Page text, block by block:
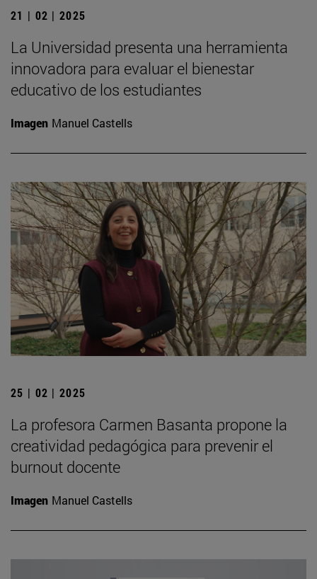
21 | 02 | 2025
La Universidad presenta una herramienta
innovadora para evaluar el bienestar
educativo de los estudiantes
Imagen Manuel Castells
25 | 02 | 2025
La profesora Carmen Basanta propone la
creatividad pedagógica para prevenir el
burnout docente
Imagen Manuel Castells